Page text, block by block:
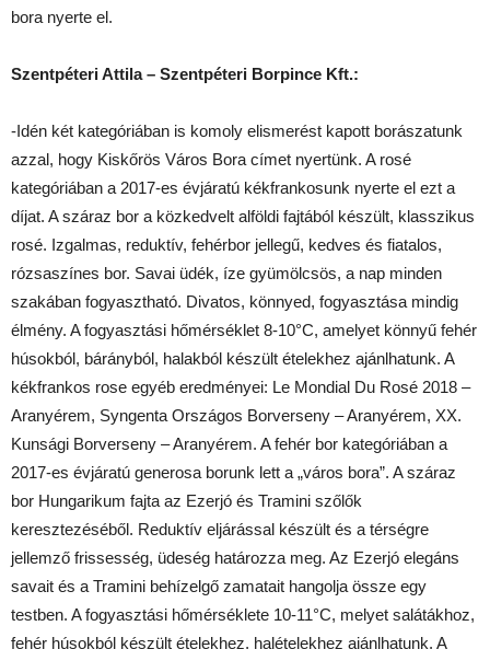
bora nyerte el.
Szentpéteri Attila – Szentpéteri Borpince Kft.:
-Idén két kategóriában is komoly elismerést kapott borászatunk
azzal, hogy Kiskőrös Város Bora címet nyertünk. A rosé
kategóriában a 2017-es évjáratú kékfrankosunk nyerte el ezt a
díjat. A száraz bor a közkedvelt alföldi fajtából készült, klasszikus
rosé. Izgalmas, reduktív, fehérbor jellegű, kedves és fiatalos,
rózsaszínes bor. Savai üdék, íze gyümölcsös, a nap minden
szakában fogyasztható. Divatos, könnyed, fogyasztása mindig
élmény. A fogyasztási hőmérséklet 8-10°C, amelyet könnyű fehér
húsokból, bárányból, halakból készült ételekhez ajánlhatunk. A
kékfrankos rose egyéb eredményei: Le Mondial Du Rosé 2018 –
Aranyérem, Syngenta Országos Borverseny – Aranyérem, XX.
Kunsági Borverseny – Aranyérem. A fehér bor kategóriában a
2017-es évjáratú generosa borunk lett a „város bora”. A száraz
bor Hungarikum fajta az Ezerjó és Tramini szőlők
keresztezéséből. Reduktív eljárással készült és a térségre
jellemző frissesség, üdeség határozza meg. Az Ezerjó elegáns
savait és a Tramini behízelgő zamatait hangolja össze egy
testben. A fogyasztási hőmérséklete 10-11°C, melyet salátákhoz,
fehér húsokból készült ételekhez, halételekhez ajánlhatunk. A